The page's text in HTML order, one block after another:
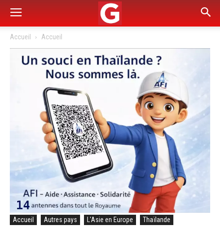
Accueil Accueil
Accueil Autres pays L'Asie en Europe Thaïlande